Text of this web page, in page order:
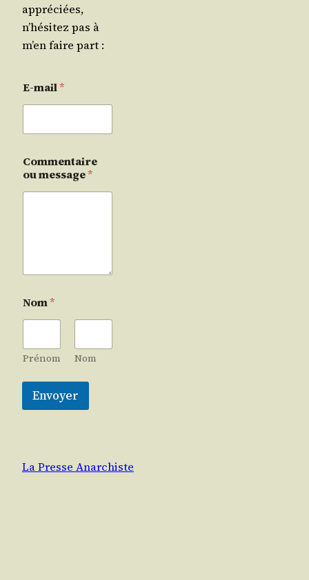
appréciées,
n’hésitez pas à
m’en faire part :
E-mail*
Commentaire
ou message*
Nom*
Prénom Nom
Envoyer
La Presse Anarchiste